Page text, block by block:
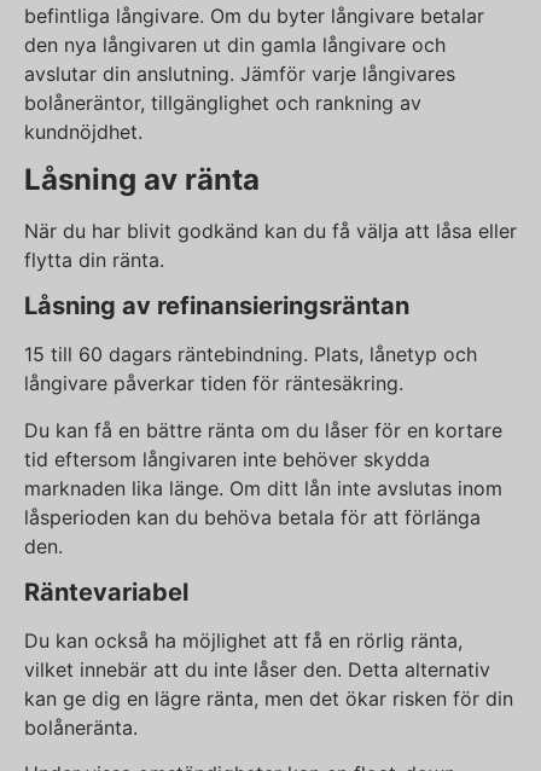
befintliga långivare. Om du byter långivare betalar
den nya långivaren ut din gamla långivare och
avslutar din anslutning. Jämför varje långivares
bolåneräntor, tillgänglighet och rankning av
kundnöjdhet.
Låsning av ränta
När du har blivit godkänd kan du få välja att låsa eller
flytta din ränta.
Låsning av refinansieringsräntan
15 till 60 dagars räntebindning. Plats, lånetyp och
långivare påverkar tiden för räntesäkring.
Du kan få en bättre ränta om du låser för en kortare
tid eftersom långivaren inte behöver skydda
marknaden lika länge. Om ditt lån inte avslutas inom
låsperioden kan du behöva betala för att förlänga
den.
Räntevariabel
Du kan också ha möjlighet att få en rörlig ränta,
vilket innebär att du inte låser den. Detta alternativ
kan ge dig en lägre ränta, men det ökar risken för din
bolåneränta.